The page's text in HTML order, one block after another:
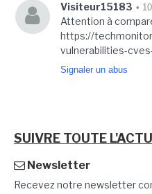
Visiteur15183 •
Attention à
https://
vulnerabilities-
Signaler un abus
SUIVRE TOUTE
Newsletter
Recevez notre newsletter